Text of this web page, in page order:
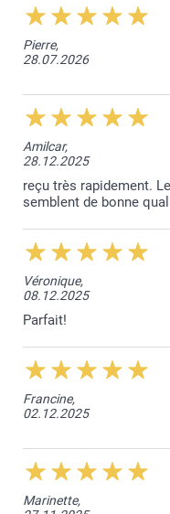
Pierre,
28.07.2026
Amilcar,
28.12.2025
reçu très rapidement.
semblent de bonne
Véronique,
08.12.2025
Parfait!
Francine,
02.12.2025
Marinette,